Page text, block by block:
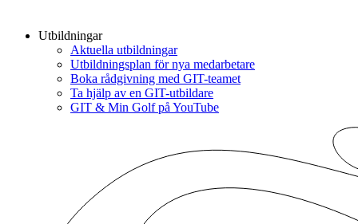
Utbildningar
Aktuella utbildningar
Utbildningsplan för nya medarbetare
Boka rådgivning med GIT-teamet
Ta hjälp av en GIT-utbildare
GIT & Min Golf på YouTube